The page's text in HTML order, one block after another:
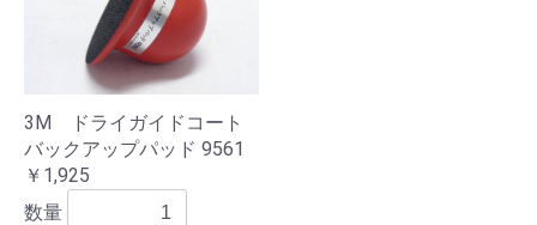
3M ドライガイドコート
バックアップパッド 9561
￥1,925
数量